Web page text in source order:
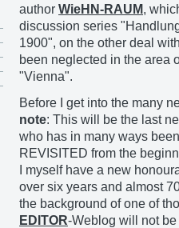
author WieHN-RAUM,
discussion series
1900", on the other deal
been neglected in the area
"Vienna".
Before I get into the many
note: This will be the last
who has in many ways
REVISITED from the
I myself have a new
over six years and almost
the background of one of
EDITOR-Weblog will not